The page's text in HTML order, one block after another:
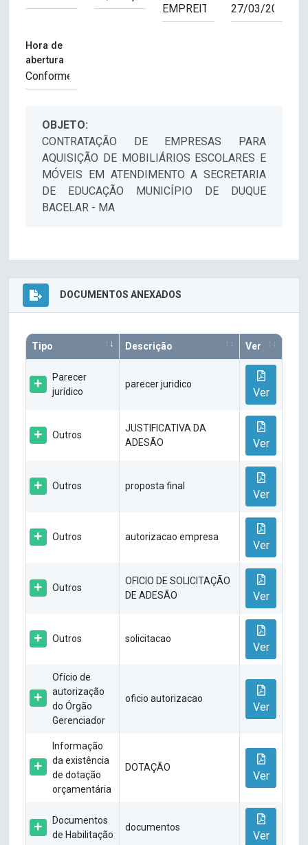
Hora de
abertura
OBJETO:
CONTRATAÇÃO DE EMPRESAS PARA
AQUISIÇÃO DE MOBILIÁRIOS ESCOLARES E
MÓVEIS EM ATENDIMENTO A SECRETARIA
DE EDUCAÇÃO MUNICÍPIO DE DUQUE
BACELAR - MA
DOCUMENTOS ANEXADOS
Tipo Descrição Ver
Parecer
jurídico
parecer juridico
Ver
Outros
JUSTIFICATIVA DA
ADESÃO
Ver
Outros proposta final
Ver
Outros autorizacao empresa
Ver
Outros
OFICIO DE SOLICITAÇÃO
DE ADESÃO
Ver
Outros solicitacao
Ver
Ofício de
autorização
do Órgão
Gerenciador
oficio autorizacao
Ver
Informação
da existência
de dotação
orçamentária
DOTAÇÃO
Ver
Documentos
de Habilitação
documentos
Ver